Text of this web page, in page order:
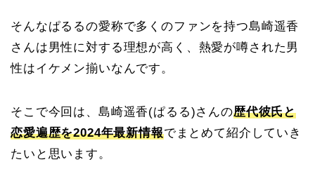
そんなぱるるの愛称で多くのファンを持つ島崎遥香
さんは男性に対する理想が高く、熱愛が噂された男
性はイケメン揃いなんです。
そこで今回は、島崎遥香(ぱるる)さんの歴代彼氏と
恋愛遍歴を2024年最新情報でまとめて紹介していき
たいと思います。